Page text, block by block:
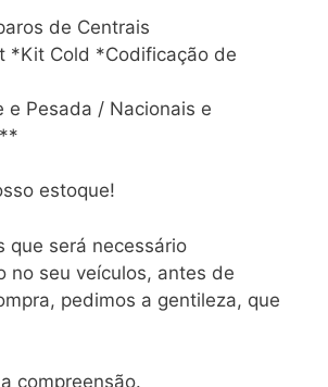
de Centrais
*Kit Cold *Codificação de
Pesada / Nacionais e
estoque!
que será necessário
no seu veículos, antes de
pedimos a gentileza, que
compreensão.